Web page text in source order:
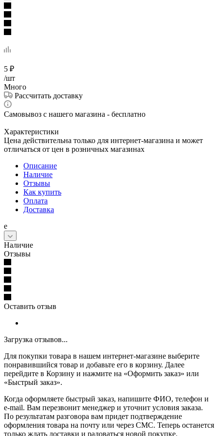
5 ₽
/шт
Много
Рассчитать доставку
Самовывоз с нашего магазина - бесплатно
Характеристики
Цена действительна только для интернет-магазина и может
отличаться от цен в розничных магазинах
Описание
Наличие
Отзывы
Как купить
Оплата
Доставка
е
Наличие
Отзывы
Оставить отзыв
Загрузка отзывов...
Для покупки товара в нашем интернет-магазине выберите
понравившийся товар и добавьте его в корзину. Далее
перейдите в Корзину и нажмите на «Оформить заказ» или
«Быстрый заказ».
Когда оформляете быстрый заказ, напишите ФИО, телефон и
e-mail. Вам перезвонит менеджер и уточнит условия заказа.
По результатам разговора вам придет подтверждение
оформления товара на почту или через СМС. Теперь останется
только ждать доставки и радоваться новой покупке.